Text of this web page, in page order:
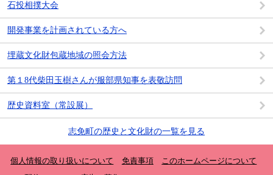
石投相撲大会
開発事業を計画されている方へ
埋蔵文化財包蔵地域の照会方法
第１8代柴田玉樹さんが服部県知事を表敬訪問
歴史資料室（常設展）
志免町の歴史と文化財の一覧を見る
個人情報の取り扱いについて 免責事項
このホームページについて